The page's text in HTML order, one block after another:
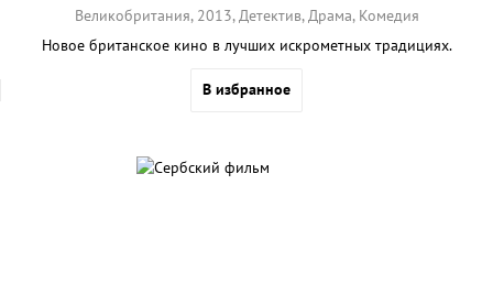
Великобритания, 2013, Детектив, Драма, Комедия
Новое британское кино в лучших искрометных традициях.
В избранное